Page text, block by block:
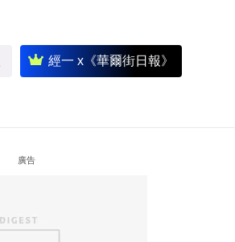
經一 x《華爾街日報》
廣告